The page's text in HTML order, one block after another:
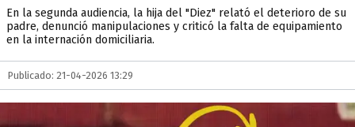
En la segunda audiencia, la hija del "Diez" relató el deterioro de su
padre, denunció manipulaciones y criticó la falta de equipamiento
en la internación domiciliaria.
Publicado: 21-04-2026 13:29